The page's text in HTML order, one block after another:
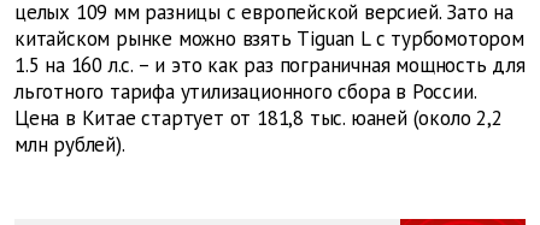
целых 109 мм разницы с европейской версией. Зато на
китайском рынке можно взять Tiguan L с турбомотором
1.5 на 160 л.с. – и это как раз пограничная мощность для
льготного тарифа утилизационного сбора в России.
Цена в Китае стартует от 181,8 тыс. юаней (около 2,2
млн рублей).